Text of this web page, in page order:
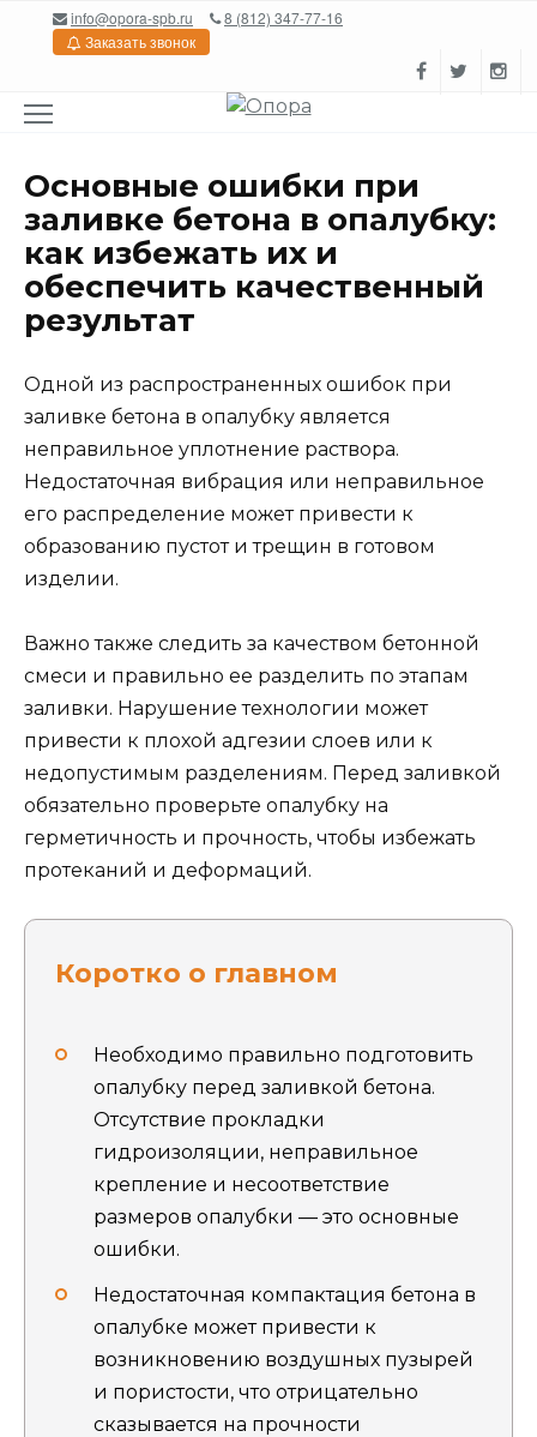
Перейтиinfo@opora-spb.ru
8 (812) 347-77-16
Заказать звонок
Основные ошибки при
заливке бетона в опалубку:
как избежать их и
обеспечить качественный
результат
Одной из распространенных ошибок при
заливке бетона в опалубку является
неправильное уплотнение раствора.
Недостаточная вибрация или неправильное
его распределение может привести к
образованию пустот и трещин в готовом
изделии.
Важно также следить за качеством бетонной
смеси и правильно ее разделить по этапам
заливки. Нарушение технологии может
привести к плохой адгезии слоев или к
недопустимым разделениям. Перед заливкой
обязательно проверьте опалубку на
герметичность и прочность, чтобы избежать
протеканий и деформаций.
Коротко о главном
Необходимо правильно подготовить
опалубку перед заливкой бетона.
Отсутствие прокладки
гидроизоляции, неправильное
крепление и несоответствие
размеров опалубки — это основные
ошибки.
Недостаточная компактация бетона в
опалубке может привести к
возникновению воздушных пузырей
и пористости, что отрицательно
сказывается на прочности